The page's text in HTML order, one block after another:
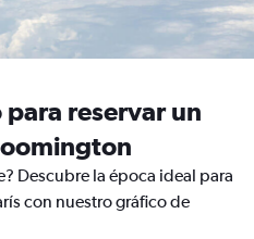
reservar un
Descubre la época ideal para
con nuestro gráfico de